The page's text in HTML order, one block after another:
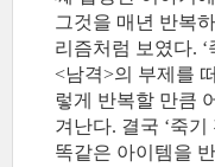
그것을 매년 반복
리즘처럼 보였다.
<남격>의 부제를
렇게 반복할 만큼
겨난다. 결국 ‘죽
똑같은 아이템을